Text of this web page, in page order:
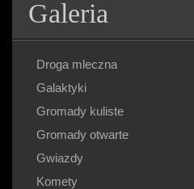
Galeria
Droga mleczna
Galaktyki
Gromady kuliste
Gromady otwarte
Gwiazdy
Komety